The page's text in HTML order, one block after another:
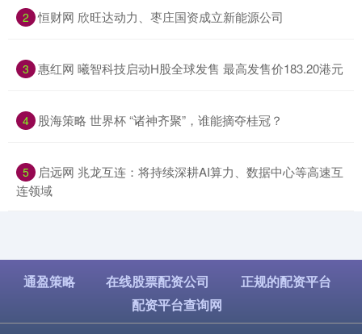
2 ​恒财网 欣旺达动力、枣庄国资成立新能源公司
3 ​惠红网 曦智科技启动H股全球发售 最高发售价183.20港元
4 ​股海策略 世界杯 “诸神齐聚”，谁能摘夺桂冠？
5
​启远网 兆龙互连：将持续深耕AI算力、数据中心等高速互
连领域
通盈策略 在线股票配资公司
正规的配资平台
配资平台查询网